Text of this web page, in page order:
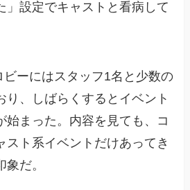
」設定でキャストと看病して
ーにはスタッフ1名と少数の
り、しばらくするとイベント
始まった。内容を見ても、コ
スト系イベントだけあってき
だ。